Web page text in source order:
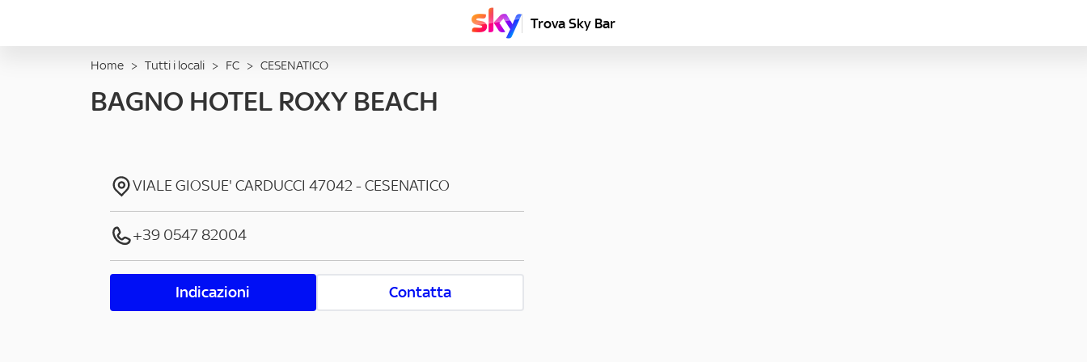
Trova Sky Bar
Home > Tutti i locali > FC > CESENATICO
BAGNO HOTEL ROXY BEACH
VIALE GIOSUE' CARDUCCI 47042-CESENATICO
+39 0547 82004
Indicazioni Contatta